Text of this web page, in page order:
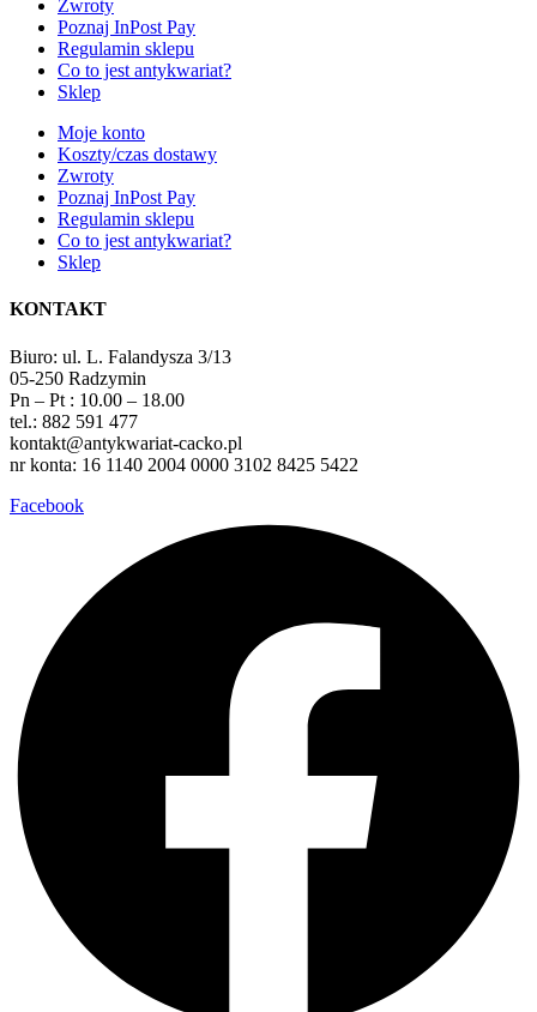
Zwroty
Poznaj InPost Pay
Regulamin sklepu
Co to jest antykwariat?
Sklep
Moje konto
Koszty/czas dostawy
Zwroty
Poznaj InPost Pay
Regulamin sklepu
Co to jest antykwariat?
Sklep
KONTAKT
Biuro: ul. L. Falandysza 3/13
05-250 Radzymin
Pn – Pt : 10.00 – 18.00
tel.: 882 591 477
kontakt@antykwariat-cacko.pl
nr konta: 16 1140 2004 0000 3102 8425 5422
Facebook